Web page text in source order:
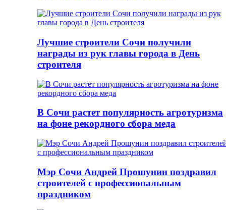
Лучшие строители Сочи получили
награды из рук главы города в День
строителя
В Сочи растет популярность агротуризма
на фоне рекордного сбора меда
Мэр Сочи Андрей Прошунин поздравил
строителей с профессиональным
праздником